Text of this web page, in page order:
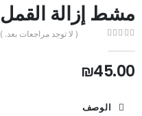
مشط إزالة القمل
( لا توجد مراجعات بعد. )
₪45.00
الوصف